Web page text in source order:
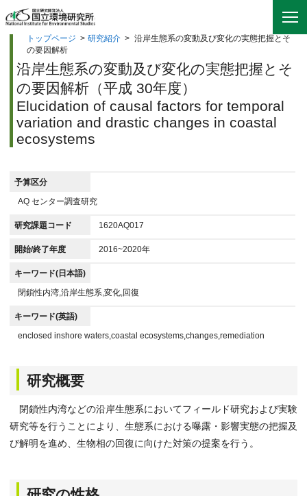
トップページ > 研究紹介 > 沿岸生態系の変動及び変化の実態把握とそ
の要因解析
沿岸生態系の変動及び変化の実態把握とそ
の要因解析（平成 30年度）
Elucidation of causal factors for temporal
variation and drastic changes in coastal
ecosystems
予算区分
AQ センター調査研究
研究課題コード 1620AQ017
開始/終了年度 2016~2020年
キーワード(日本語)
閉鎖性内湾,沿岸生態系,変化,回復
キーワード(英語)
enclosed inshore waters,coastal ecosystems,changes,remediation
研究概要
閉鎖性内湾などの沿岸生態系においてフィールド研究および実験
研究等を行うことにより、生態系における曝露・影響実態の把握及
び解明を進め、生物相の回復に向けた対策の提案を行う。